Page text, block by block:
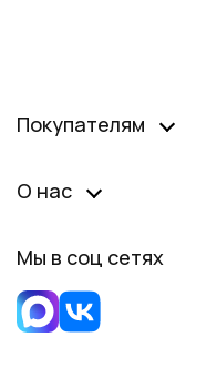
Покупателям
О нас
Мы в соц сетях